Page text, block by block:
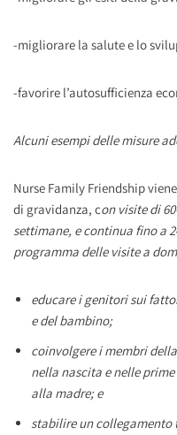
-migliorare la salute e lo
-favorire l’autosufficienza
Alcuni esempi delle misure
Nurse Family Friendship
di gravidanza, con visite di
settimane, e continua fino a
programma delle visite a
educare i genitori sui
e del bambino;
coinvolgere i membri
nella nascita e nelle
alla madre; e
stabilire un